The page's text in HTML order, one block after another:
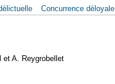
Concurrence déloyale
et A. Reygrobellet